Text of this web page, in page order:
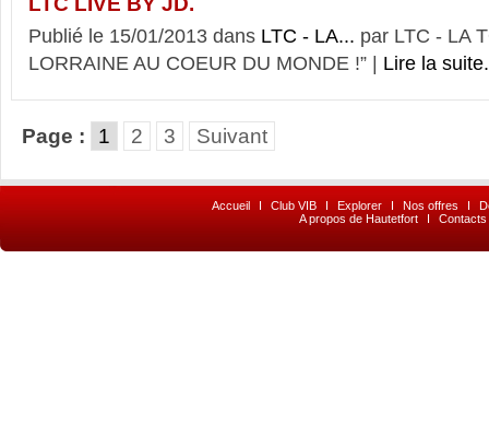
Publié le 15/01/2013 dans LTC - LA... par LTC - LA
LORRAINE AU COEUR DU MONDE !” | Lire la
Page : 1 2 3 Suivant
Accueil I Club VIB I Explorer I Nos offres I
A propos de Hautetfort
I Contacts